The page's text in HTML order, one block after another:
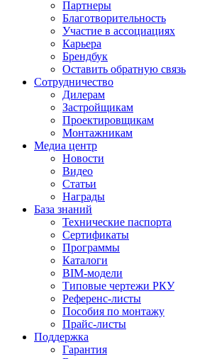
Партнеры
Благотворительность
Участие в ассоциациях
Карьера
Брендбук
Оставить обратную связь
Сотрудничество
Дилерам
Застройщикам
Проектировщикам
Монтажникам
Медиа центр
Новости
Видео
Статьи
Награды
База знаний
Технические паспорта
Сертификаты
Программы
Каталоги
BIM-модели
Типовые чертежи РКУ
Референс-листы
Пособия по монтажу
Прайс-листы
Поддержка
Гарантия